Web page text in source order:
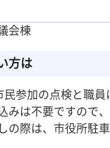
会棟
方は
参加の点検と職員
みは不要ですので
の際は、市役所駐